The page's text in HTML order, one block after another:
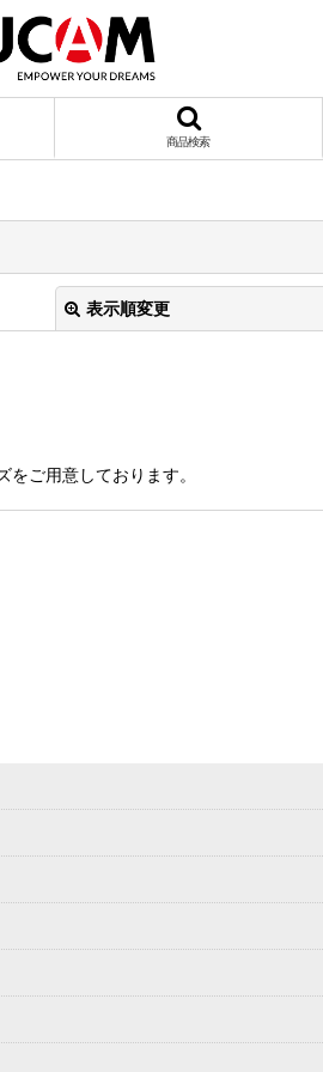
商品検索
表示順変更
絞り込む
ご用意しております。